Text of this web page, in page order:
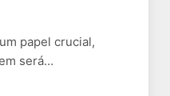
papel crucial,
será…